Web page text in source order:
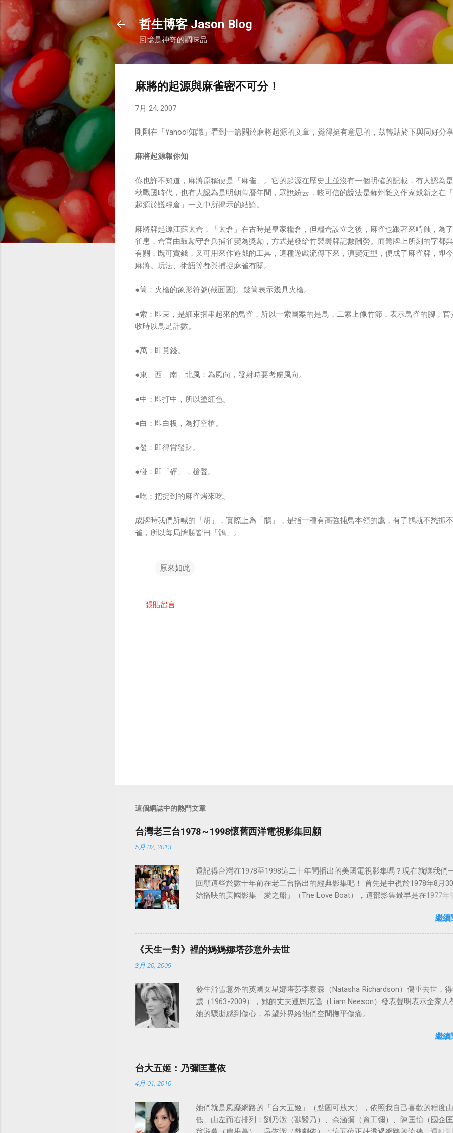
跳到主要內容
哲生博客 Jason Blog
回憶是神奇的調味品
麻將的起源與麻雀密不可分！
7月 24, 2007
剛剛在「Yahoo!知識」看到一篇關於麻將起源的文章，覺得挺有意思的，茲轉貼於下與同好分
麻將起源報你知
你也許不知道，麻將原稱便是「麻雀」。它的起源在歷史上並沒有一個明確的記載，有人認為
秋戰國時代，也有人認為是明朝萬曆年間，眾說紛云，較可信的說法是蘇州雜文作家穀新之在
起源於護糧倉」一文中所揭示的結論。
麻將牌起源江蘇太倉，「太倉」在古時是皇家糧倉，但糧倉設立之後，麻雀也跟著來啃蝕，為
雀患，倉官由鼓勵守倉兵捕雀變為獎勵，方式是發給竹製籌牌記數酬勞。而籌牌上所刻的字都
有關，既可賞錢，又可用來作遊戲的工具，這種遊戲流傳下來，演變定型，便成了麻雀牌，即
麻將。玩法、術語等都與捕捉麻雀有關。
●筒：火槍的象形符號(截面圖)。幾筒表示幾具火槍。
●索：即束，是細束捆串起來的鳥雀，所以一索圖案的是鳥，二索上像竹節，表示鳥雀的腳，官
收時以鳥足計數。
●萬：即賞錢。
●東、西、南、北風：為風向，發射時要考慮風向。
●中：即打中，所以塗紅色。
●白：即白板，為打空槍。
●發：即得賞發財。
●碰：即「砰」，槍聲。
●吃：把捉到的麻雀烤來吃。
成牌時我們所喊的「胡」，實際上為「鶻」，是指一種有高強捕鳥本領的鷹，有了鶻就不愁抓
雀，所以每局牌勝皆曰「鶻」。
原來如此
張貼留言
這個網誌中的熱門文章
台灣老三台1978～1998懷舊西洋電視影集回顧
5月 02, 2013
還記得台灣在1978至1998這二十年間播出的美國電視影集嗎？現在就讓我們
回顧這些於數十年前在老三台播出的經典影集吧！ 首先是中視於1978年8月
始播映的美國影集「愛之船」（The Love Boat），這部影集最早是在1977年
繼續
《天生一對》裡的媽媽娜塔莎意外去世
3月 20, 2009
發生滑雪意外的英國女星娜塔莎李察森（Natasha Richardson）傷重去世，
歲（1963-2009），她的丈夫連恩尼遜（Liam Neeson）發表聲明表示全家人
她的驟逝感到傷心，希望外界給他們空間撫平傷痛。
繼續
台大五姬：乃彌匡蔓依
4月 01, 2010
她們就是風靡網路的「台大五姬」（點圖可放大），依照我自己喜歡的程度
低、由左而右排列：劉乃潔（獸醫乃）、余涵彌（資工彌）、陳匡怡（國企